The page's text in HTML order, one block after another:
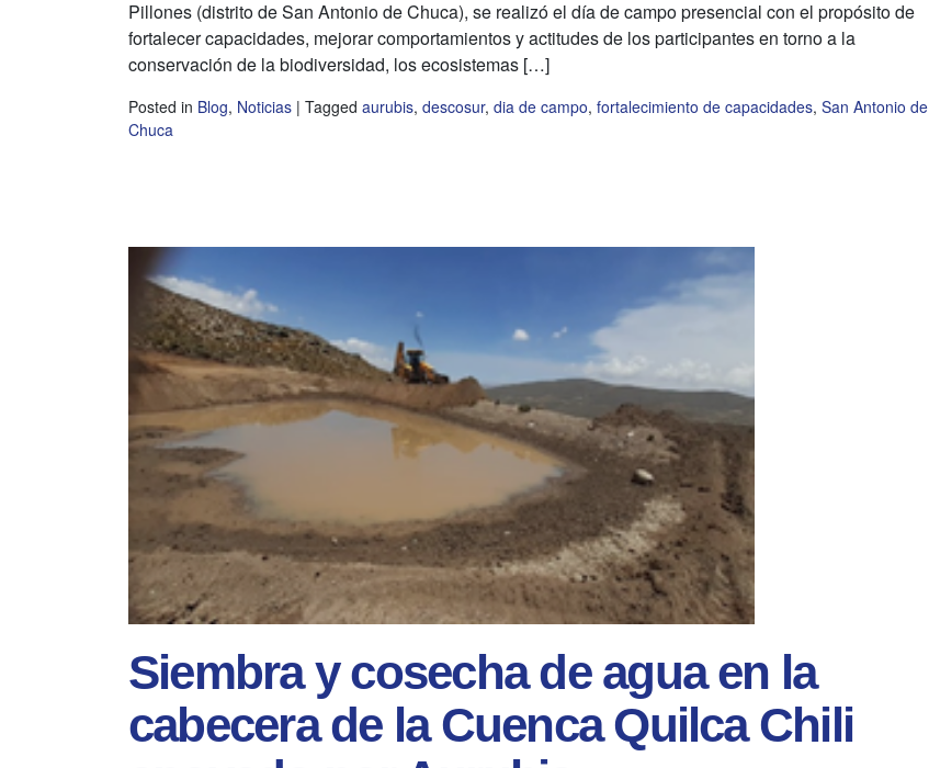
Pillones (distrito de San Antonio de Chuca), se realizó el día de campo presencial con el propósito de
fortalecer capacidades, mejorar comportamientos y actitudes de los participantes en torno a la
conservación de la biodiversidad, los ecosistemas […]
Posted in Blog, Noticias | Tagged aurubis, descosur, dia de campo, fortalecimiento de capacidades, San Antonio de
Chuca
Siembra y cosecha de agua en la
cabecera de la Cuenca Quilca Chili